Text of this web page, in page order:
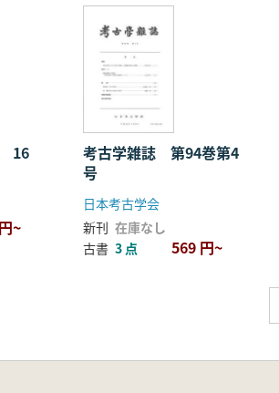
16
~
考古学雑誌 第94巻第4
号
日本考古学会
新刊 在庫なし
古書 3 点 569 円~